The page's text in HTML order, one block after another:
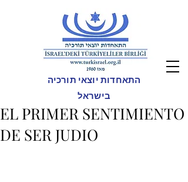
התאחדות יוצאי תורכיה
בישראל
EL PRIMER SENTIMIENTO
DE SER JUDIO